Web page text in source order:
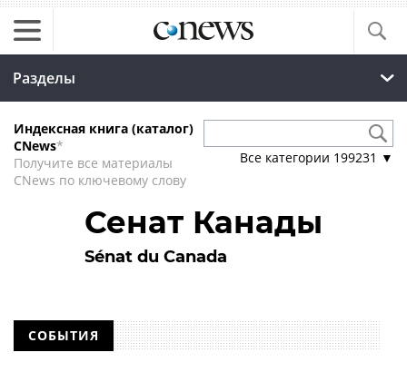
Разделы
Индексная книга (каталог)
CNews*
Получите все материалы
CNews по ключевому слову
Все категории 199231 ▼
Сенат Канады
Sénat du Canada
СОБЫТИЯ